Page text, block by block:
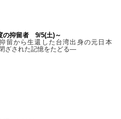
の抑留者 9/5(土)～
留から生還した台湾出身の元日本
ざされた記憶をたどる—